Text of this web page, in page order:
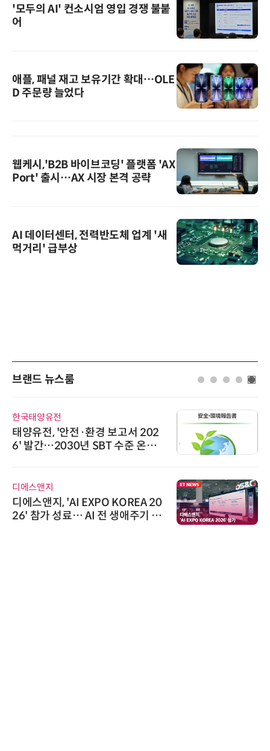
'모두의 AI' 컨소시엄 영입 경쟁 불붙
어
애플, 패널 재고 보유기간 확대…OLE
D 주문량 늘었다
웹케시,'B2B 바이브코딩' 플랫폼 'AX
Port' 출시…AX 시장 본격 공략
AI 데이터센터, 전력반도체 업계 '새
먹거리' 급부상
브랜드 뉴스룸
한국태양유전
태양유전, '안전·환경 보고서 202
6' 발간…2030년 SBT 수준 온실
디에스앤지
디에스앤지, 'AI EXPO KOREA 20
26' 참가 성료… AI 전 생애주기 아